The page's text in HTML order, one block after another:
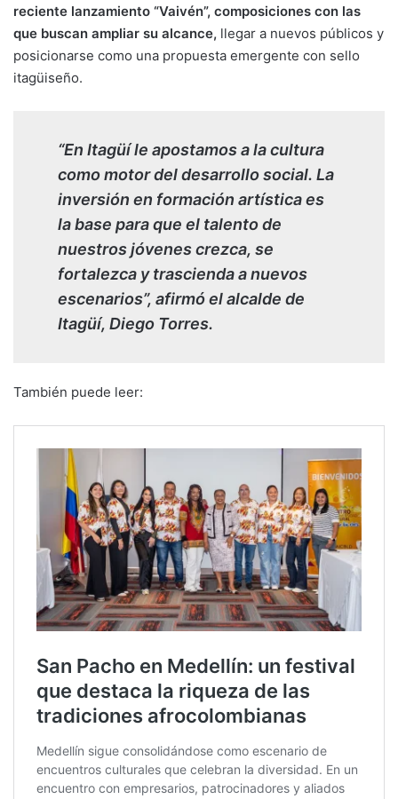
reciente lanzamiento “Vaivén”, composiciones con las
que buscan ampliar su alcance, llegar a nuevos públicos y
posicionarse como una propuesta emergente con sello
itagüiseño.
“En Itagüí le apostamos a la cultura
como motor del desarrollo social. La
inversión en formación artística es
la base para que el talento de
nuestros jóvenes crezca, se
fortalezca y trascienda a nuevos
escenarios”, afirmó el alcalde de
Itagüí, Diego Torres.
También puede leer: